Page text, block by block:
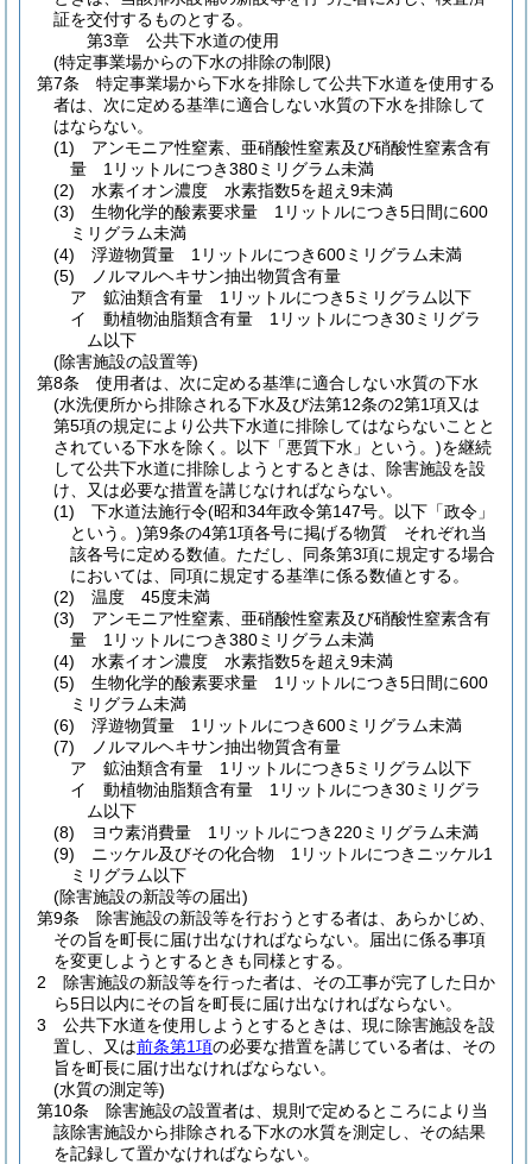
証を交付するものとする。
第3章
公共下水道の使用
(特定事業場からの下水の排除の制限)
第7条
特定事業場から下水を排除して公共下水道を使用する
者は、次に定める基準に適合しない水質の下水を排除して
はならない。
(1)
アンモニア性窒素、亜硝酸性窒素及び硝酸性窒素含有
量 1リットルにつき380ミリグラム未満
(2)
水素イオン濃度 水素指数5を超え9未満
(3)
生物化学的酸素要求量 1リットルにつき5日間に600
ミリグラム未満
(4)
浮遊物質量 1リットルにつき600ミリグラム未満
(5)
ノルマルヘキサン抽出物質含有量
ア
鉱油類含有量 1リットルにつき5ミリグラム以下
イ
動植物油脂類含有量 1リットルにつき30ミリグラ
ム以下
(除害施設の設置等)
第8条
使用者は、次に定める基準に適合しない水質の下水
(水洗便所から排除される下水及び法第12条の2第1項又は
第5項の規定により公共下水道に排除してはならないことと
されている下水を除く。以下「悪質下水」という。)を継続
して公共下水道に排除しようとするときは、除害施設を設
け、又は必要な措置を講じなければならない。
(1)
下水道法施行令(昭和34年政令第147号。以下「政令」
という。)第9条の4第1項各号に掲げる物質 それぞれ当
該各号に定める数値。 ただし、同条第3項に規定する場合
においては、同項に規定する基準に係る数値とする。
(2)
温度 45度未満
(3)
アンモニア性窒素、亜硝酸性窒素及び硝酸性窒素含有
量 1リットルにつき380ミリグラム未満
(4)
水素イオン濃度 水素指数5を超え9未満
(5)
生物化学的酸素要求量 1リットルにつき5日間に600
ミリグラム未満
(6)
浮遊物質量 1リットルにつき600ミリグラム未満
(7)
ノルマルヘキサン抽出物質含有量
ア
鉱油類含有量 1リットルにつき5ミリグラム以下
イ
動植物油脂類含有量 1リットルにつき30ミリグラ
ム以下
(8)
ヨウ素消費量 1リットルにつき220ミリグラム未満
(9)
ニッケル及びその化合物 1リットルにつきニッケル1
ミリグラム以下
(除害施設の新設等の届出)
第9条
除害施設の新設等を行おうとする者は、あらかじめ、
その旨を町長に届け出なければならない。
届出に係る事項
を変更しようとするときも同様とする。
2
除害施設の新設等を行った者は、その工事が完了した日か
ら5日以内にその旨を町長に届け出なければならない。
3
公共下水道を使用しようとするときは、現に除害施設を設
置し、又は前条第1項の必要な措置を講じている者は、その
旨を町長に届け出なければならない。
(水質の測定等)
第10条
除害施設の設置者は、規則で定めるところにより当
該除害施設から排除される下水の水質を測定し、その結果
を記録して置かなければならない。